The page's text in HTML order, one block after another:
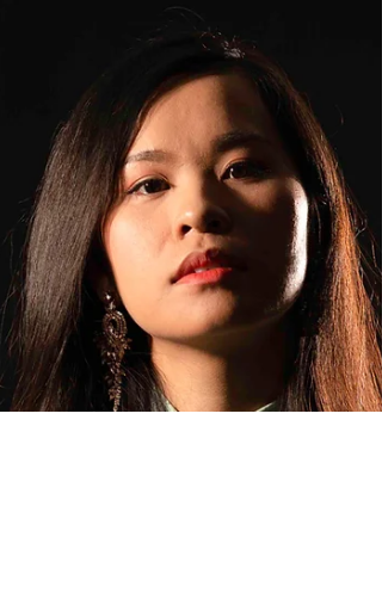
Nous aimons porter l’Ao Dai parce que
c'est très beau. Nous le portons
lors d'occasions spéciales